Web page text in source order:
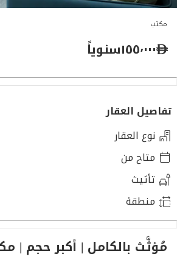
مكتب
١٥٥٬٠٠٠سنوياً
تفاصيل العقار
نوع العقار
متاح من
تأثيث
منطقة
مُؤثَّث بالكامل | أكبر حجم |